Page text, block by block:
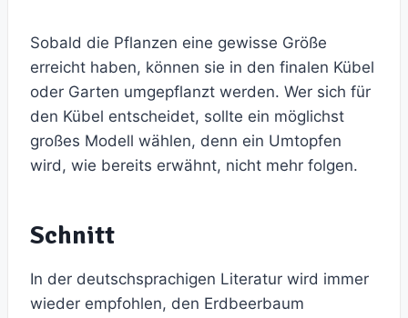
Sobald die Pflanzen eine gewisse Größe
erreicht haben, können sie in den finalen Kübel
oder Garten umgepflanzt werden. Wer sich für
den Kübel entscheidet, sollte ein möglichst
großes Modell wählen, denn ein Umtopfen
wird, wie bereits erwähnt, nicht mehr folgen.
Schnitt
In der deutschsprachigen Literatur wird immer
wieder empfohlen, den Erdbeerbaum